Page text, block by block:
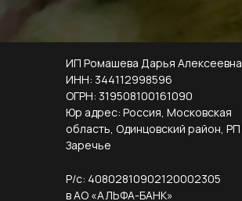
ИП Ромашева Дарья Алексеевна
ИНН: 344112998596
ОГРН: 319508100161090
Юр адрес: Россия, Московская
область, Одинцовский район, РП
Заречье
Р/с: 40802810902120002305
в АО «АЛЬФА-БАНК»